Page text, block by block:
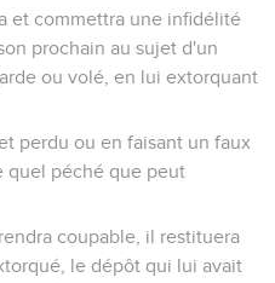
et commettra une infidélité
prochain au sujet d'un
ou volé, en lui extorquant
perdu ou en faisant un faux
quel péché que peut
coupable, il restituera
le dépôt qui lui avait